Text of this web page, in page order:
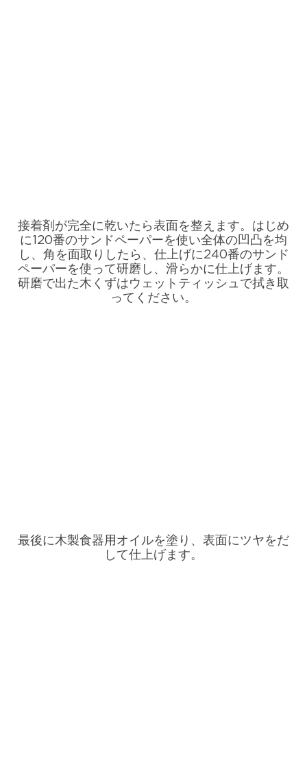
接着剤が完全に乾いたら表面を整えます。はじめ
に120番のサンドペーパーを使い全体の凹凸を均
し、角を面取りしたら、仕上げに240番のサンド
ペーパーを使って研磨し、滑らかに仕上げます。
研磨で出た木くずはウェットティッシュで拭き取
ってください。
最後に木製食器用オイルを塗り、表面にツヤをだ
して仕上げます。